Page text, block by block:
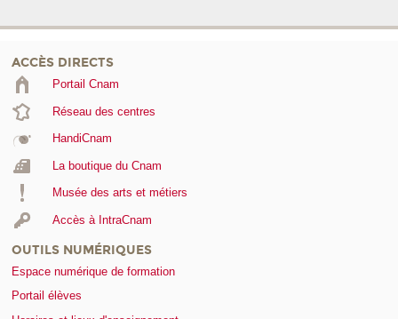
ACCÈS DIRECTS
Portail Cnam
Réseau des centres
HandiCnam
La boutique du Cnam
Musée des arts et métiers
Accès à IntraCnam
OUTILS NUMÉRIQUES
Espace numérique de formation
Portail élèves